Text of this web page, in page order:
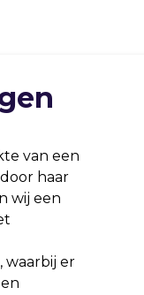
van een
haar
wij een
waarbij er